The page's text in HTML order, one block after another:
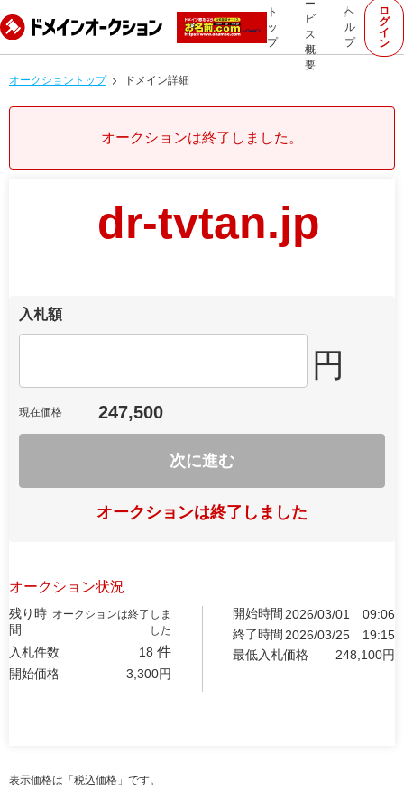
ト
ッ
プ
ー
ビ
ス
概
要
ヘ
ル
プ
ロ
グ
イ
ン
オークショントップ ドメイン詳細
オークションは終了しました。
dr-tvtan.jp
入札額
円
現在価格 247,500
次に進む
オークションは終了しました
オークション状況
残り時
間
オークションは終了しま
した
入札件数 18 件
開始価格 3,300円
開始時間 2026/03/01
09:06
終了時間 2026/03/25
19:15
最低入札価格
248,100円
表示価格は「税込価格」です。